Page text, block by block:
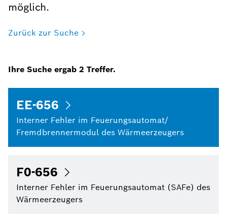
möglich.
Zurück zur Suche
Ihre Suche ergab 2 Treffer.
EE-656
Interner Fehler im Feuerungsautomat/
Fremdbrennermodul des Wärmeerzeugers
F0-656
Interner Fehler im Feuerungsautomat (SAFe) des
Wärmeerzeugers